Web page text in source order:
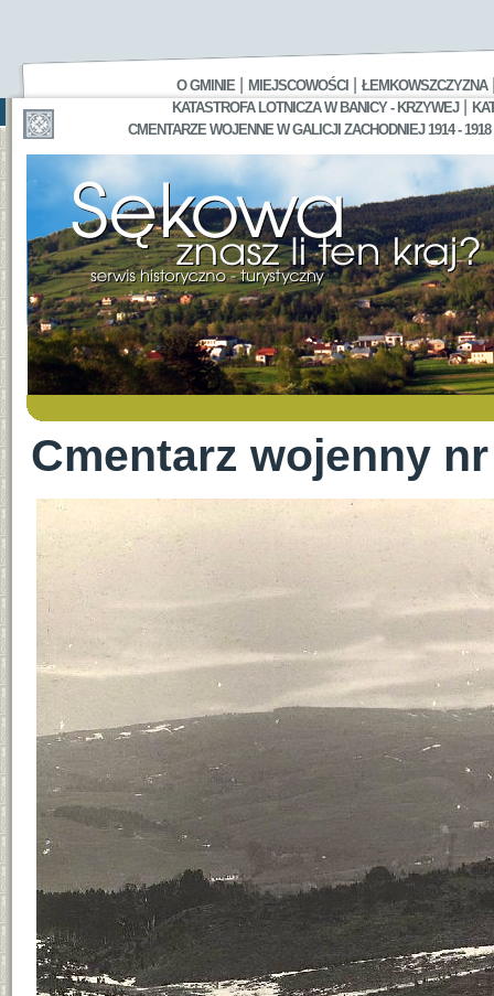
O GMINIE MIEJSCOWOŚCI ŁEMKOWSZCZYZNA
KATASTROFA LOTNICZA W BANICY - KRZYWEJ|
CMENTARZE WOJENNE W GALICJI ZACHODNIEJ 1914 - 1918
Cmentarz wojenny